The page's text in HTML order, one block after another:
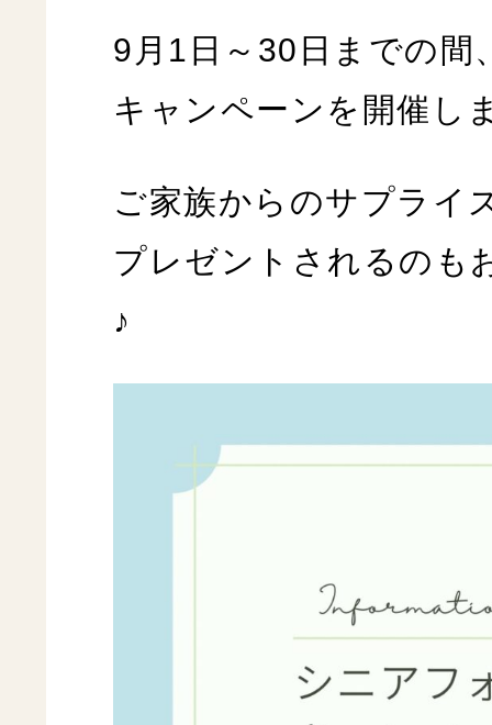
9月1日～30日までの間
キャンペーンを開催し
ご家族からのサプライ
プレゼントされるのも
♪